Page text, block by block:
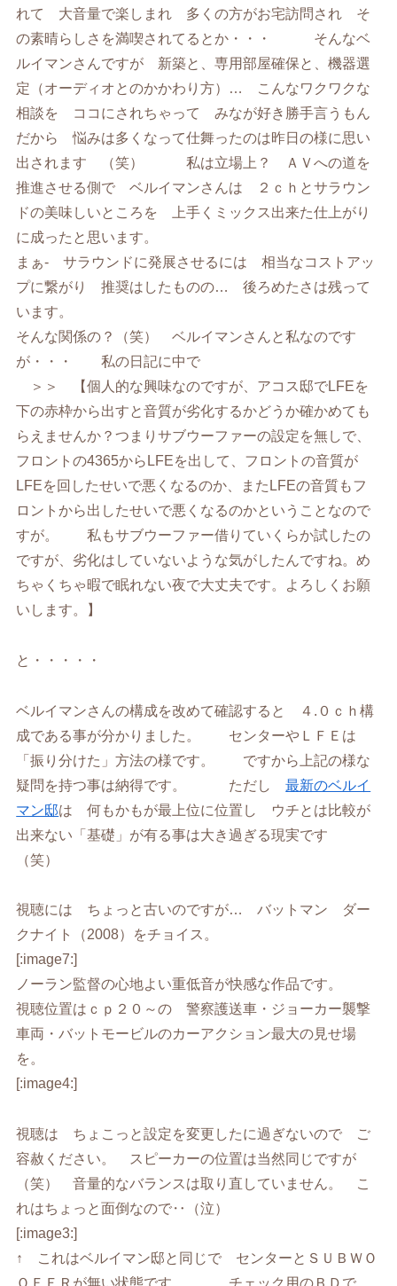
れて 大音量で楽しまれ 多くの方がお宅訪問され そ
の素晴らしさを満喫されてるとか・・・ そんなベ
ルイマンさんですが 新築と、専用部屋確保と、機器選
定（オーディオとのかかわり方）… こんなワクワクな
相談を ココにされちゃって みなが好き勝手言うもん
だから 悩みは多くなって仕舞ったのは昨日の様に思い
出されます （笑） 私は立場上？ ＡＶへの道を
推進させる側で ベルイマンさんは ２ｃｈとサラウン
ドの美味しいところを 上手くミックス出来た仕上がり
に成ったと思います。
まぁ- サラウンドに発展させるには 相当なコストアッ
プに繋がり 推奨はしたものの… 後ろめたさは残って
います。
そんな関係の？（笑） ベルイマンさんと私なのです
が・・・ 私の日記に中で
＞＞ 【個人的な興味なのですが、アコス邸でLFEを
下の赤枠から出すと音質が劣化するかどうか確かめても
らえませんか？つまりサブウーファーの設定を無しで、
フロントの4365からLFEを出して、フロントの音質が
LFEを回したせいで悪くなるのか、またLFEの音質もフ
ロントから出したせいで悪くなるのかということなので
すが。 私もサブウーファー借りていくらか試したの
ですが、劣化はしていないような気がしたんですね。め
ちゃくちゃ暇で眠れない夜で大丈夫です。よろしくお願
いします。】
と・・・・・
ベルイマンさんの構成を改めて確認すると ４.０ｃｈ構
成である事が分かりました。 センターやＬＦＥは
「振り分けた」方法の様です。 ですから上記の様な
疑問を持つ事は納得です。 ただし最新のベルイ
マン邸は 何もかもが最上位に位置し ウチとは比較が
出来ない「基礎」が有る事は大き過ぎる現実です
（笑）
視聴には ちょっと古いのですが… バットマン ダー
クナイト（2008）をチョイス。
[:image7:]
ノーラン監督の心地よい重低音が快感な作品です。
視聴位置はｃｐ２０～の 警察護送車・ジョーカー襲撃
車両・バットモービルのカーアクション最大の見せ場
を。
[:image4:]
視聴は ちょこっと設定を変更したに過ぎないので ご
容赦ください。 スピーカーの位置は当然同じですが
（笑） 音量的なバランスは取り直していません。 こ
れはちょっと面倒なので‥（泣）
[:image3:]
↑ これはベルイマン邸と同じで センターとＳＵＢＷＯ